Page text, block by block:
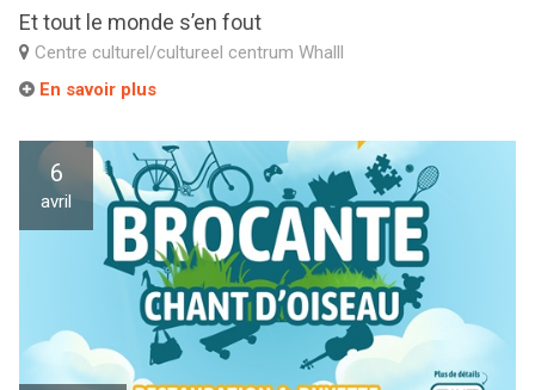
Et tout le monde s’en fout
Centre culturel/cultureel centrum Whalll
En savoir plus
6
avril